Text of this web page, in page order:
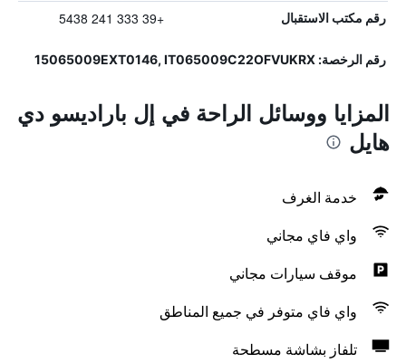
رقم مكتب الاستقبال +39 333 241 5438
رقم الرخصة: 15065009EXT0146, IT065009C22OFVUKRX
المزايا ووسائل الراحة في إل باراديسو دي
هايل
خدمة الغرف
واي فاي مجاني
موقف سيارات مجاني
واي فاي متوفر في جميع المناطق
تلفاز بشاشة مسطحة